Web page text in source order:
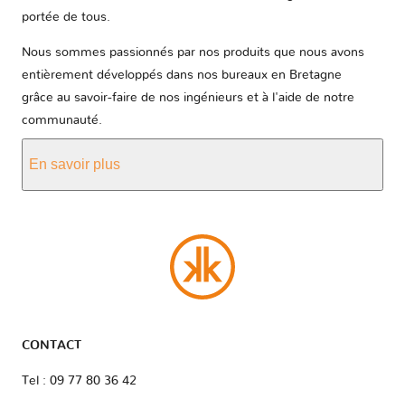
portée de tous.
Nous sommes passionnés par nos produits que nous avons
entièrement développés dans nos bureaux en Bretagne
grâce au savoir-faire de nos ingénieurs et à l'aide de notre
communauté.
En savoir plus
CONTACT
Tel : 09 77 80 36 42